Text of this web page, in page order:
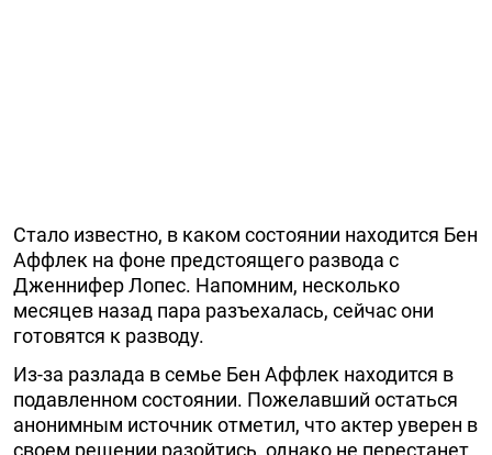
Стало известно, в каком состоянии находится Бен
Аффлек на фоне предстоящего развода с
Дженнифер Лопес. Напомним, несколько
месяцев назад пара разъехалась, сейчас они
готовятся к разводу.
Из-за разлада в семье Бен Аффлек находится в
подавленном состоянии. Пожелавший остаться
анонимным источник отметил, что актер уверен в
своем решении разойтись, однако не перестанет